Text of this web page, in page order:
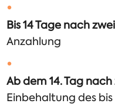
Bis 14 Tage nach
Anzahlung
Ab dem 14. Tag
Einbehaltung des